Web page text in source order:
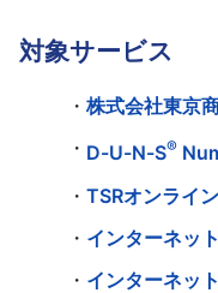
対象サービス
株式会社東京
D-U-N-S®
TSRオンライ
インターネッ
インターネッ